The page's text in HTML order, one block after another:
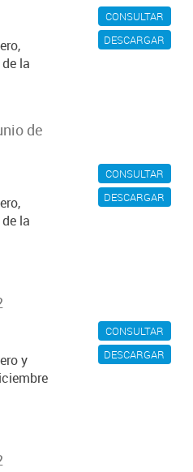
CONSULTAR
DESCARGAR
la
CONSULTAR
DESCARGAR
de
la
CONSULTAR
DESCARGAR
y